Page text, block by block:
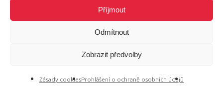
Příjmout
Odmítnout
Zobrazit předvolby
Zásady cookiesProhlášení o ochraně osobních údajů
730158883
© 2026 Equal Pay Day.